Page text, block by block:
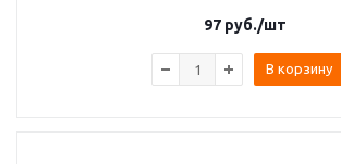
97руб./шт
В корзину